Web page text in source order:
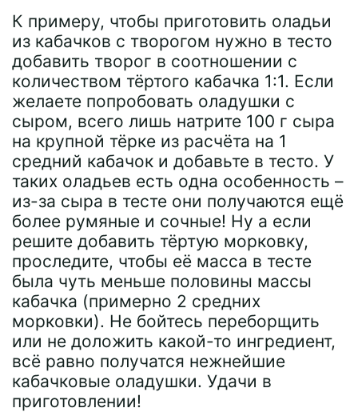
К примеру, чтобы приготовить оладьи
из кабачков с творогом нужно в тесто
добавить творог в соотношении с
количеством тёртого кабачка 1:1. Если
желаете попробовать оладушки с
сыром, всего лишь натрите 100 г сыра
на крупной тёрке из расчёта на 1
средний кабачок и добавьте в тесто. У
таких оладьев есть одна особенность –
из-за сыра в тесте они получаются ещё
более румяные и сочные! Ну а если
решите добавить тёртую морковку,
проследите, чтобы её масса в тесте
была чуть меньше половины массы
кабачка (примерно 2 средних
морковки). Не бойтесь переборщить
или не доложить какой-то ингредиент,
всё равно получатся нежнейшие
кабачковые оладушки. Удачи в
приготовлении!